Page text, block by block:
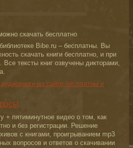
скачать бесплатно
Bibe.ru – бесплатны. Вы
скачать книги бесплатно, и при
тексты книг озвучены дикторами,
на сайте бесплатны и
+ пятиминутное видео о том, как
и без регистрации. Решение
с книгами, проигрыванием mp3
вопросов и ответов о скачивании